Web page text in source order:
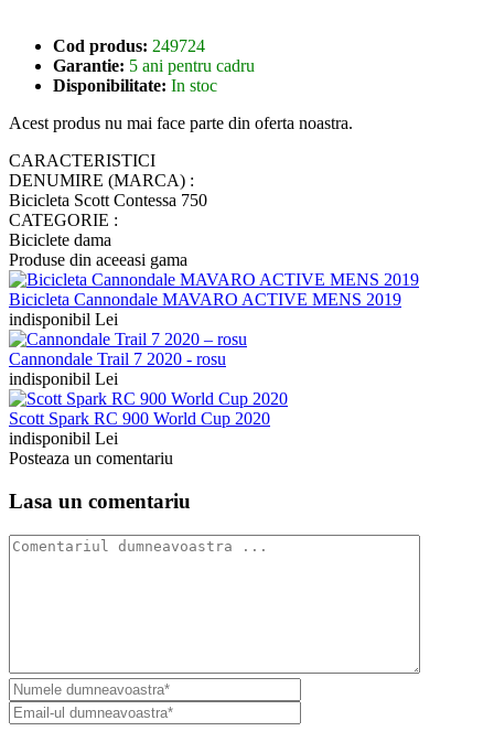
Cod produs: 249724
Garantie: 5 ani pentru cadru
Disponibilitate: In stoc
Acest produs nu mai face parte din oferta noastra.
CARACTERISTICI
DENUMIRE (MARCA) :
Bicicleta Scott Contessa 750
CATEGORIE :
Biciclete dama
Produse din aceeasi gama
Bicicleta Cannondale MAVARO ACTIVE MENS 2019
indisponibil Lei
Cannondale Trail 7 2020 - rosu
indisponibil Lei
Scott Spark RC 900 World Cup 2020
indisponibil Lei
Posteaza un comentariu
Lasa un comentariu